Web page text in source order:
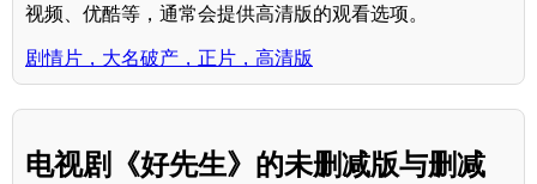
视频、优酷等，通常会提供高清版的观看选项。
剧情片，大名破产，正片，高清版
电视剧《好先生》的未删减版与删减